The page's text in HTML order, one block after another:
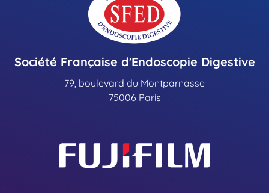
Société Française d'Endoscopie Digestive
79, boulevard du Montparnasse
75006 Paris